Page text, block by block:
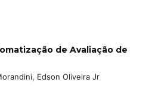
de Avaliação de
Edson Oliveira Jr